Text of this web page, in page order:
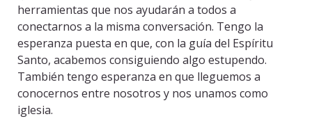
herramientas que nos ayudarán a todos a
conectarnos a la misma conversación. Tengo la
esperanza puesta en que, con la guía del Espíritu
Santo, acabemos consiguiendo algo estupendo.
También tengo esperanza en que lleguemos a
conocernos entre nosotros y nos unamos como
iglesia.